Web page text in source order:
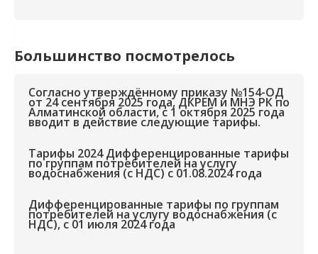
Большинство посмотрелось
Согласно утверждённому приказу №154-ОД
от 24 сентября 2025 года, ДКРЕМ и МНЭ РК по
Алматинской области, с 1 октября 2025 года
вводит в действие следующие тарифы.
Тарифы 2024 Дифференцированные тарифы
по группам потребителей на услугу
водоснабжения (с НДС) с 01.08.2024 года
Дифференцированные тарифы по группам
потребителей на услугу водоснабжения (с
НДС), с 01 июля 2024 года